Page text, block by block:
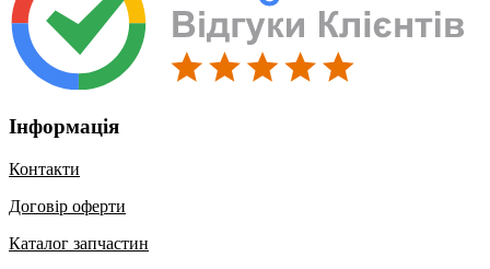
Інформація
Контакти
Договір оферти
Каталог запчастин